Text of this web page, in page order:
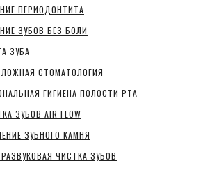
ПЕРИОДОНТИТА
ЗУБОВ БЕЗ БОЛИ
ЗУБА
СТОМАТОЛОГИЯ
ГИГИЕНА ПОЛОСТИ РТА
ЗУБОВ AIR FLOW
ЗУБНОГО КАМНЯ
ЧИСТКА ЗУБОВ